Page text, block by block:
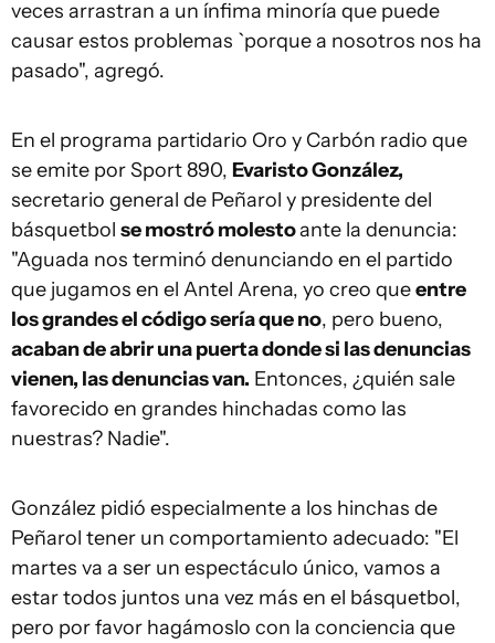
veces arrastran a un ínfima minoría que puede
causar estos problemas `porque a nosotros nos ha
pasado", agregó.
En el programa partidario Oro y Carbón radio que
se emite por Sport 890, Evaristo González,
secretario general de Peñarol y presidente del
básquetbol se mostró molestoante la denuncia:
"Aguada nos terminó denunciando en el partido
que jugamos en el Antel Arena, yo creo queentre
los grandes el código sería que no, pero bueno,
acaban de abrir una puerta donde si las denuncias
vienen, las denuncias van. Entonces, ¿quién sale
favorecido en grandes hinchadas como las
nuestras? Nadie".
González pidió especialmente a los hinchas de
Peñarol tener un comportamiento adecuado: "El
martes va a ser un espectáculo único, vamos a
estar todos juntos una vez más en el básquetbol,
pero por favor hagámoslo con la conciencia que